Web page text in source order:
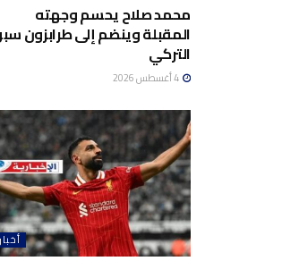
محمد صلاح يحسم وجهته
المقبلة وينضم إلى طرابزون
التركي
أخبار